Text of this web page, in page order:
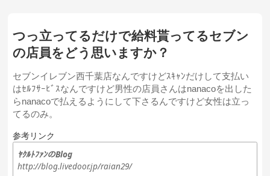
つっ立ってるだけで給料貰ってるセブン
の店員をどう思いますか？
セブンイレブン西千葉店なんですけどｽｷｬﾝだけして支払い
はｾﾙﾌｻｰﾋﾞｽなんですけど男性の店員さんはnanacoを出した
らnanacoで払えるようにして下さるんですけど女性は立っ
てるのみ。
参考リンク
ﾔｸﾙﾄﾌｧﾝのBlog
http://blog.livedoor.jp/raian29/